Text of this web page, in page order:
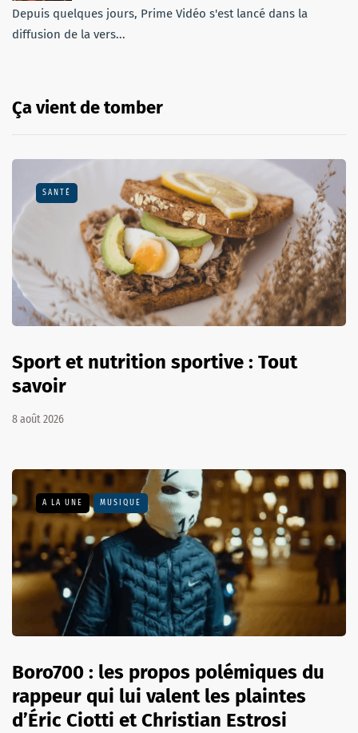
Depuis quelques jours, Prime Vidéo s'est lancé dans la
diffusion de la vers...
Ça vient de tomber
SANTÉ
Sport et nutrition sportive : Tout
savoir
8 août 2026
A LA UNE MUSIQUE
Boro700 : les propos polémiques du
rappeur qui lui valent les plaintes
d’Éric Ciotti et Christian Estrosi